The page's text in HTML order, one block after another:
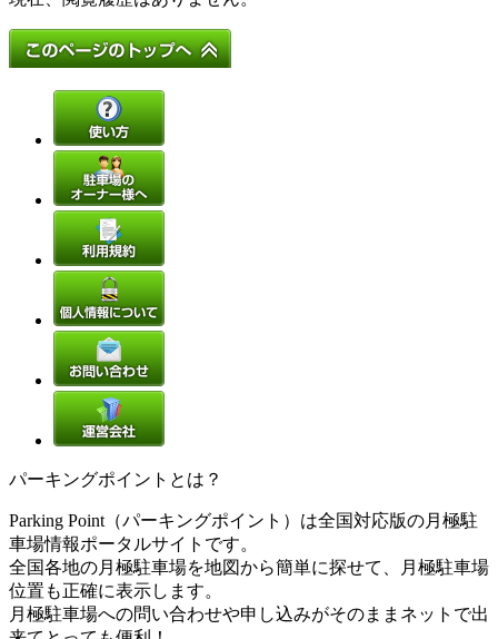
パーキングポイントとは？
Parking Point（パーキングポイント）は全国対応版の月極駐
車場情報ポータルサイトです。
全国各地の月極駐車場を地図から簡単に探せて、月極駐車場
位置も正確に表示します。
月極駐車場への問い合わせや申し込みがそのままネットで出